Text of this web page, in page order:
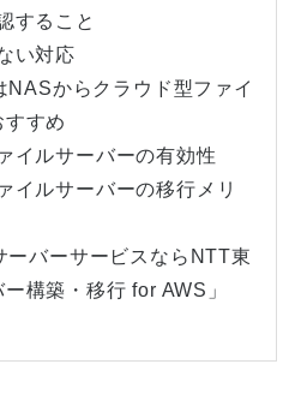
すること
い対応
からクラウド型ファイ
すめ
イルサーバーの有効性
イルサーバーの移行メリ
バーサービスならNTT東
構築・移行 for AWS」